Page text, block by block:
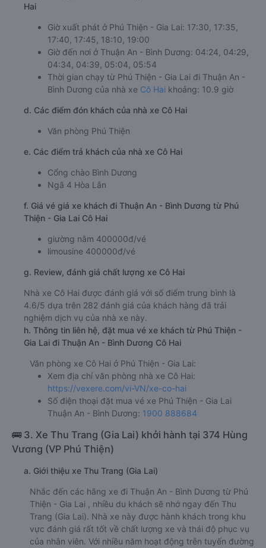
Hai
Giờ xuất phát ở Phú Thiện - Gia Lai: 17:30, 17:35,
17:40, 17:45, 18:10, 19:00
Giờ đến nơi ở Thuận An - Bình Dương: 04:24, 04:29,
04:34, 04:39, 05:04, 05:54
Thời gian chạy từ Phú Thiện - Gia Lai đi Thuận An -
Bình Dương của nhà xe Cô Hai khoảng: 10.9 giờ
d. Các điểm đón khách của nhà xe Cô Hai
Văn phòng Phú Thiện
e. Các điểm trả khách của nhà xe Cô Hai
Cổng chào Bình Dương
Ngã 4 Hòa Lân
f. Giá vé giá xe khách đi Thuận An - Bình Dương từ Phú
Thiện - Gia Lai Cô Hai
giường nằm 400000đ/vé
limousine 400000đ/vé
g. Review, đánh giá chất lượng xe Cô Hai
Nhà xe Cô Hai được đánh giá với số điểm trung bình là
4.6/5 dựa trên 282 đánh giá của khách hàng đã trải
nghiệm dịch vụ của nhà xe này.
h. Thông tin liên hệ, đặt mua vé xe khách từ Phú Thiện -
Gia Lai đi Thuận An - Bình Dương Cô Hai
Văn phòng xe Cô Hai ở Phú Thiện - Gia Lai:
Xem địa chỉ văn phòng nhà xe Cô Hai:
https://vexere.com/vi-VN/xe-co-hai
Số điện thoại đặt mua vé xe Phú Thiện - Gia Lai
Thuận An - Bình Dương: 1900 888684
🚌 3. Xe Thu Trang (Gia Lai) khởi hành tại 374 Hùng
Vương (VP Phú Thiện)
a. Giới thiệu xe Thu Trang (Gia Lai)
Nhắc đến các hãng xe đi Thuận An - Bình Dương từ Phú
Thiện - Gia Lai , nhiều du khách sẽ nhớ ngay đến Thu
Trang (Gia Lai). Nhà xe này được hành khách trong khu
vực đánh giá rất tốt về chất lượng xe và thái độ phục vụ
của nhân viên. Với nhiều năm hoạt động trên tuyến đường